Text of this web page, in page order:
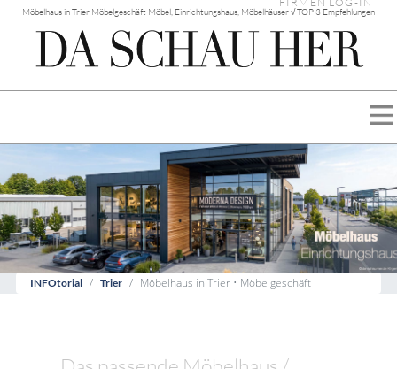
Möbelhaus in Trier Möbelgeschäft Möbel, Einrichtungshaus, Möbelhäuser √ TOP 3 Empfehlungen
INFOtorial Trier Möbelhaus in Trier • Möbelgeschäft